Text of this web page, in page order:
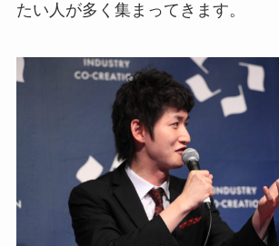
たい人が多く集まってきます。